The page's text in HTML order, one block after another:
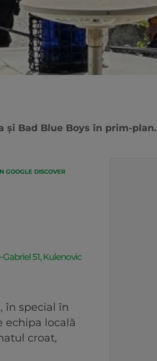
și Bad Blue Boys în prim-plan.
GOOGLE DISCOVER
51, Kulenovic
în special în
echipa locală
croat,